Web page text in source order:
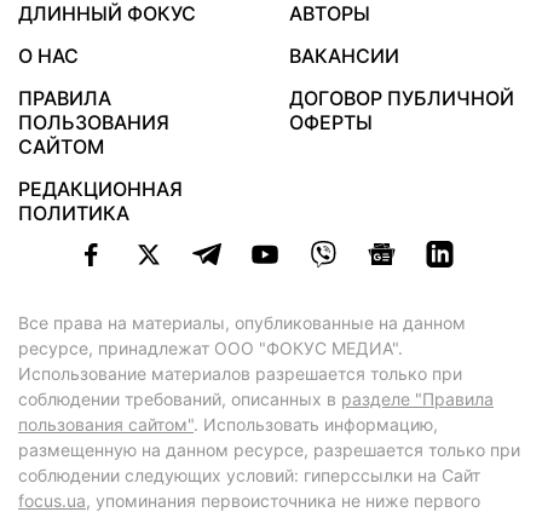
ДЛИННЫЙ ФОКУС
АВТОРЫ
О НАС
ВАКАНСИИ
ПРАВИЛА
ПОЛЬЗОВАНИЯ
САЙТОМ
ДОГОВОР ПУБЛИЧНОЙ
ОФЕРТЫ
РЕДАКЦИОННАЯ
ПОЛИТИКА
Все права на материалы, опубликованные на данном
ресурсе, принадлежат ООО "ФОКУС МЕДИА".
Использование материалов разрешается только при
соблюдении требований, описанных в разделе "Правила
пользования сайтом". Использовать информацию,
размещенную на данном ресурсе, разрешается только при
соблюдении следующих условий: гиперссылки на Сайт
focus.ua, упоминания первоисточника не ниже первого